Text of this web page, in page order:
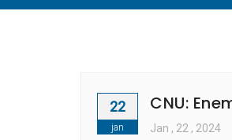
22
jan
CNU:
Jan , 22 , 2024